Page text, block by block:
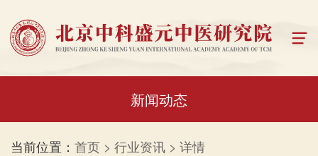
品牌文化
新闻动态
当前位置： 首页> 行业资讯> 详情